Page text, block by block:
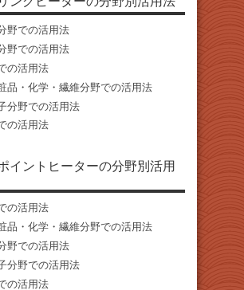
野での活用法
野での活用法
の活用法
品・化学・繊維分野での活用法
分野での活用法
の活用法
イントヒーターの分野別活用
の活用法
品・化学・繊維分野での活用法
野での活用法
分野での活用法
の活用法